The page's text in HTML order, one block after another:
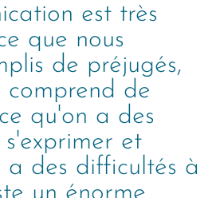
est très
que nous
de préjugés,
comprend de
qu'on a des
et
a des difficultés à